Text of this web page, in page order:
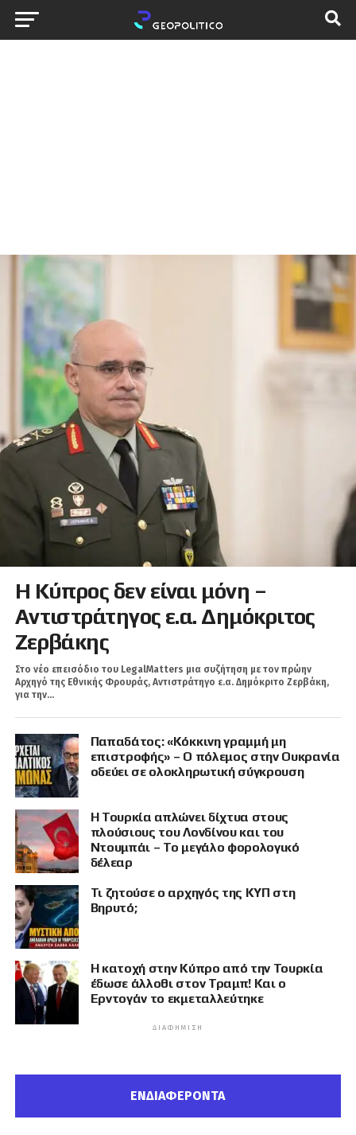
Η Κύπρος δεν είναι μόνη –
Αντιστράτηγος ε.α. Δημόκριτος
Ζερβάκης
Στο νέο επεισόδιο του LegalMatters μια συζήτηση με τον πρώην
Αρχηγό της Εθνικής Φρουράς, Αντιστράτηγο ε.α. Δημόκριτο Ζερβάκη,
για την...
Παπαδάτος: «Κόκκινη γραμμή μη
επιστροφής» – Ο πόλεμος στην Ουκρανία
οδεύει σε ολοκληρωτική σύγκρουση
Η Τουρκία απλώνει δίχτυα στους
πλούσιους του Λονδίνου και του
Ντουμπάι – Το μεγάλο φορολογικό
δέλεαρ
Τι ζητούσε ο αρχηγός της ΚΥΠ στη
Βηρυτό;
Η κατοχή στην Κύπρο από την Τουρκία
έδωσε άλλοθι στον Τραμπ! Και ο
Ερντογάν το εκμεταλλεύτηκε
ΔΙΑΦΉΜΙΣΗ
ΕΝΔΙΑΦΕΡΟΝΤΑ